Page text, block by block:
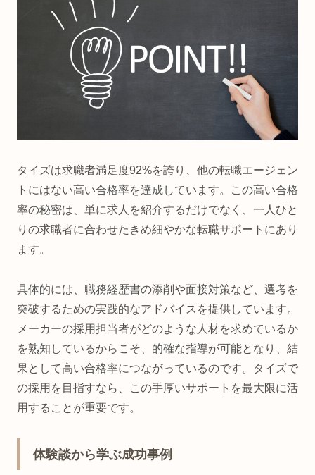
タイズは求職者満足度92%を誇り、他の転職エージェン
トにはない高い合格率を達成しています。この高い合格
率の秘密は、単に求人を紹介するだけでなく、一人ひと
りの求職者に合わせたきめ細やかな転職サポートにあり
ます。
具体的には、職務経歴書の添削や面接対策など、選考を
突破するための実践的なアドバイスを提供しています。
メーカーの採用担当者がどのような人材を求めているか
を熟知しているからこそ、的確な指導が可能となり、結
果として高い合格率につながっているのです。タイズで
の採用を目指すなら、この手厚いサポートを最大限に活
用することが重要です。
体験談から学ぶ成功事例